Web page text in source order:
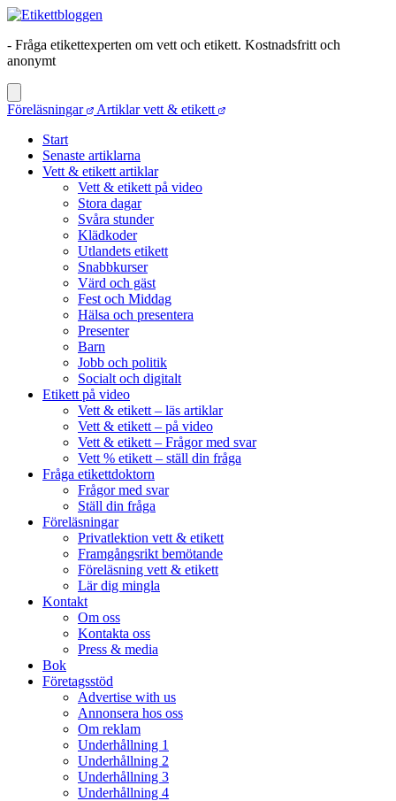
- Fråga etikettexperten om vett och etikett. Kostnadsfritt och
anonymt
Föreläsningar
Artiklar vett & etikett
Start
Senaste artiklarna
Vett & etikett artiklar
Vett & etikett på video
Stora dagar
Svåra stunder
Klädkoder
Utlandets etikett
Snabbkurser
Värd och gäst
Fest och Middag
Hälsa och presentera
Presenter
Barn
Jobb och politik
Socialt och digitalt
Etikett på video
Vett & etikett – läs artiklar
Vett & etikett – på video
Vett & etikett – Frågor med svar
Vett % etikett – ställ din fråga
Fråga etikettdoktorn
Frågor med svar
Ställ din fråga
Föreläsningar
Privatlektion vett & etikett
Framgångsrikt bemötande
Föreläsning vett & etikett
Lär dig mingla
Kontakt
Om oss
Kontakta oss
Press & media
Bok
Företagsstöd
Advertise with us
Annonsera hos oss
Om reklam
Underhållning 1
Underhållning 2
Underhållning 3
Underhållning 4